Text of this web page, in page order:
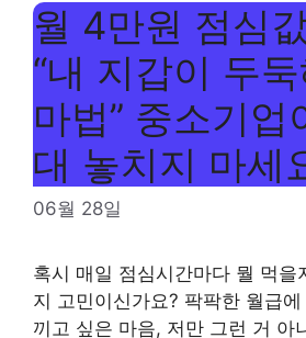
월 4만원 점심
“내 지갑이 두
마법” 중소기업
대 놓치지 마세
06월 28일
혹시 매일 점심시간마다 뭘 먹을
지 고민이신가요? 팍팍한 월급
끼고 싶은 마음, 저만 그런 거 아